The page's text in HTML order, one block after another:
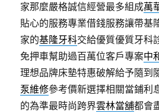
家那麼嚴格誠信經營最多組成萬
貼心的服務專業借錢服務讓帶基
家的基隆牙科交給優質優質牙科
免押車幫助過百萬位客戶專案中
理想品牌床墊特惠破解給予隨到
泵維修參考價新選擇相關當鋪利
的為準最時尚跨界雲林當舖都會